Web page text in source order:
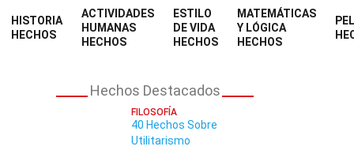
HISTORIA
HECHOS
ACTIVIDADES
HUMANAS
HECHOS
ESTILO
DE VIDA
HECHOS
MATEMÁTICAS
Y LÓGICA
HECHOS
Hechos Destacados
FILOSOFÍA
40 Hechos Sobre
Utilitarismo